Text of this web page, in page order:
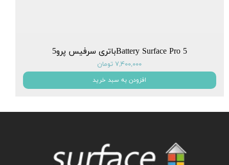
Battery Surface Pro 5باتری سرفیس پرو5
۷,۴۰۰,۰۰۰ تومان
افزودن به سبد خرید